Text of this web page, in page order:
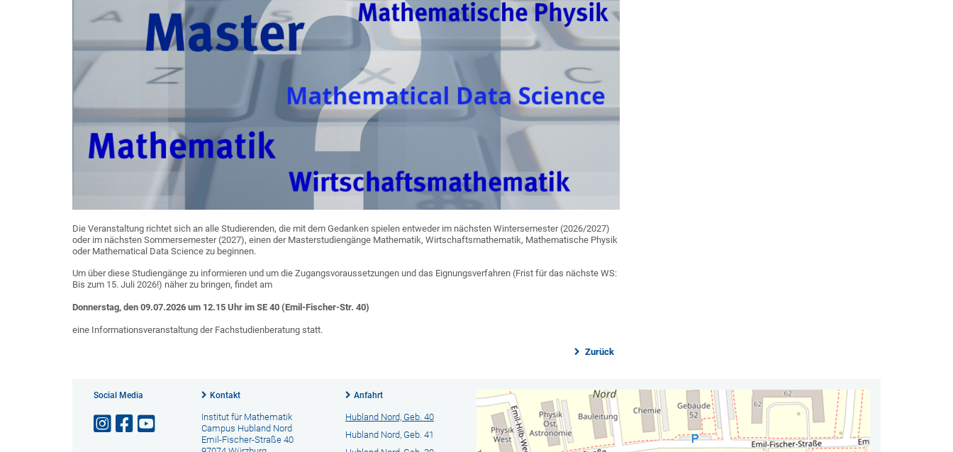
Die Veranstaltung richtet sich an alle Studierenden, die mit dem Gedanken spielen entweder im nächsten Wintersemester (2026/2027)
oder im nächsten Sommersemester (2027), einen der Masterstudiengänge Mathematik, Wirtschaftsmathematik, Mathematische Physik
oder Mathematical Data Science zu beginnen.
Um über diese Studiengänge zu informieren und um die Zugangsvoraussetzungen und das Eignungsverfahren (Frist für das nächste WS:
Bis zum 15. Juli 2026!) näher zu bringen, findet am
Donnerstag, den 09.07.2026 um 12.15 Uhr im SE 40 (Emil-Fischer-Str. 40)
eine Informationsveranstaltung der Fachstudienberatung statt.
Zurück
Social Media Kontakt
Institut für Mathematik
Campus Hubland Nord
Emil-Fischer-Straße 40
Anfahrt
Hubland Nord, Geb. 40
Hubland Nord, Geb. 41